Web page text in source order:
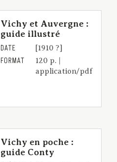
Vichy et Auvergne :
guide illustré
DATE [1910 ?]
FORMAT
120 p. |
application/pdf
Vichy en poche :
guide Conty